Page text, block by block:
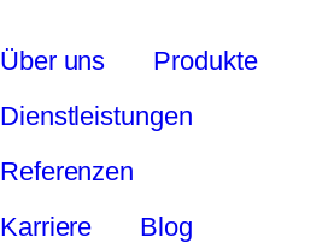
Über uns
Produkte
Dienstleistungen
Referenzen
Karriere
Blog